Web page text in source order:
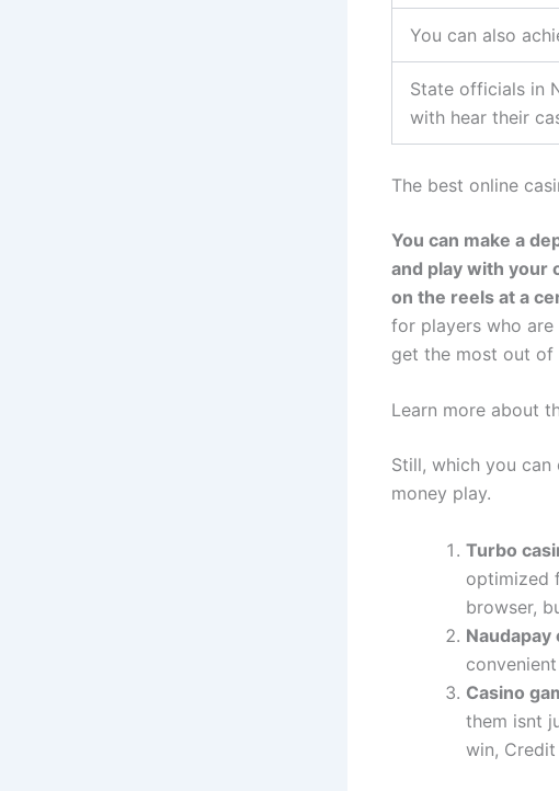
You can also
State officials in
with hear their
The best online
You can make a
and play with your
on the reels at a
for players who
get the most out of
Learn more about
Still, which you
money play.
Turbo
optimized
browser,
Casino
them isnt
win, Credit